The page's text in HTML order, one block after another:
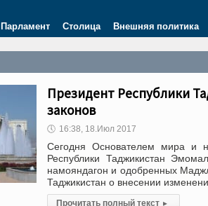
Парламент Столица Внешняя политика
Президент Республики
законов
🕔 16:38, 18.Июл 2017
Сегодня Основателем мира и
Республики Таджикистан
намояндагон и одобренных
Таджикистан о внесении
Прочитать полный текст ▸